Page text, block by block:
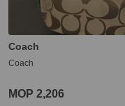
Coach
Coach
MOP 2,206